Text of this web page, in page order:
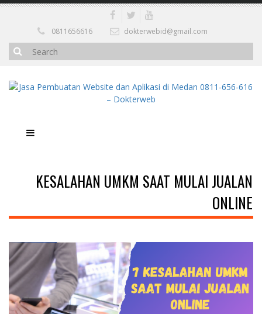
0811656616 dokterwebid@gmail.com
KESALAHAN UMKM SAAT MULAI JUALAN
ONLINE